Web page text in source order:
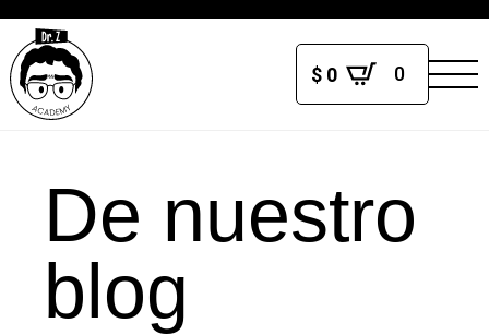
$ 0 0
De nuestro
blog